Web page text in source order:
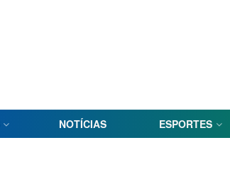
NOTÍCIAS ESPORTES